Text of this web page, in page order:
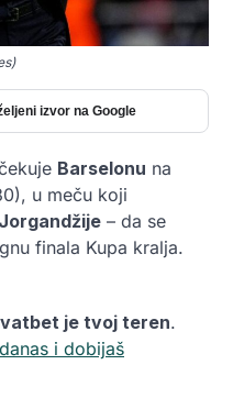
izvor na Google
Barselonu na
u meču koji
Jorgandžije – da se
finala Kupa kralja.
je tvoj teren.
i dobijaš